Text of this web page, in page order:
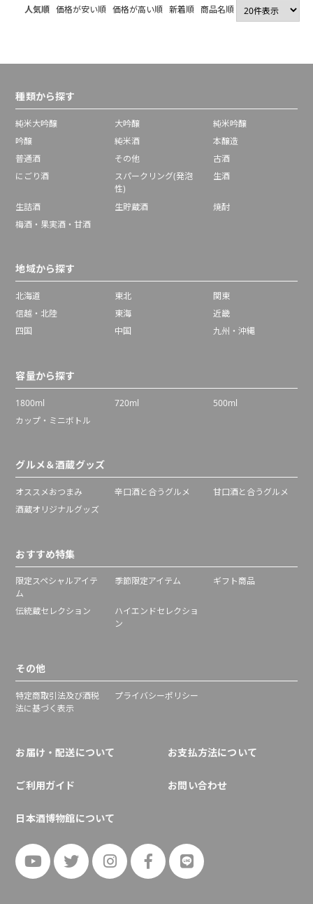
人気順 価格が安い順 価格が高い順 新着順 商品名順
種類から探す
純米大吟醸 大吟醸
純米吟醸
吟醸
純米酒
本醸造
普通酒
その他
古酒
にごり酒
スパークリング(発泡
性)
生酒
生詰酒 生貯蔵酒
焼酎
梅酒・果実酒・甘酒
地域から探す
北海道 東北
関東
信越・北陸
東海
近畿
四国
中国 九州・沖縄
容量から探す
1800ml 720ml
500ml
カップ・ミニボトル
グルメ＆酒蔵グッズ
オススメおつまみ 辛口酒と合うグルメ
甘口酒と合うグルメ
酒蔵オリジナルグッズ
おすすめ特集
限定スペシャルアイテ
ム
季節限定アイテム ギフト商品
伝統蔵セレクション
ハイエンドセレクショ
ン
その他
特定商取引法及び酒税
法に基づく表示
プライバシーポリシー
お届け・配送について お支払方法について
ご利用ガイド お問い合わせ
日本酒博物館について